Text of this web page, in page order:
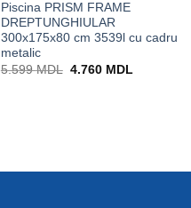
Piscina PRISM FRAME
DREPTUNGHIULAR
300x175x80 cm 3539l cu cadru
metalic
5.599MDL Prețul
4.760 MDL